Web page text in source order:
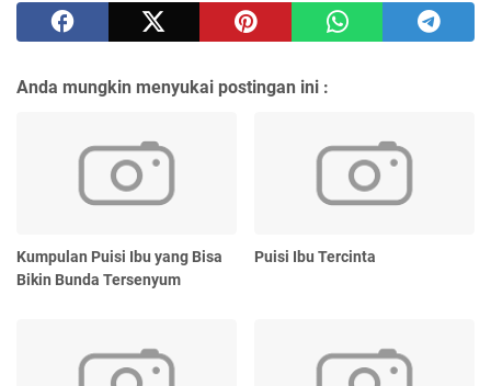
Anda mungkin menyukai postingan ini :
Kumpulan Puisi Ibu yang Bisa
Bikin Bunda Tersenyum
Puisi Ibu Tercinta